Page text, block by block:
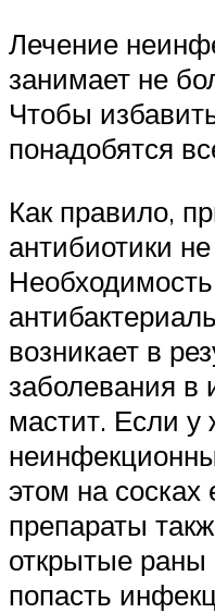
Лечение
занимает не
Чтобы
понадобятся
Как правило,
антибиотики
возникает в
заболевания
мастит. Если
этом на
препараты
открытые раны
попасть